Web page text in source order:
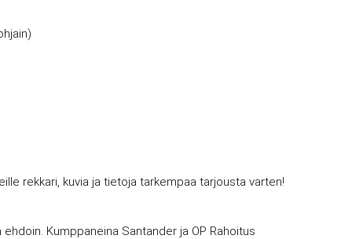
rekkari, kuvia ja tietoja tarkempaa tarjousta varten!
Kumppaneina Santander ja OP Rahoitus